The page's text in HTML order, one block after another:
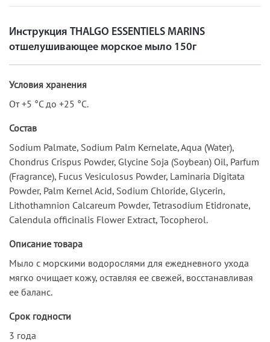
Инструкция THALGO ESSENTIELS MARINS
отшелушивающее морское мыло 150г
Условия хранения
От +5 °C до +25 °C.
Состав
Sodium Palmate, Sodium Palm Kernelate, Aqua (Water),
Chondrus Crispus Powder, Glycine Soja (Soybean) Oil, Parfum
(Fragrance), Fucus Vesiculosus Powder, Laminaria Digitata
Powder, Palm Kernel Acid, Sodium Chloride, Glycerin,
Lithothamnion Calcareum Powder, Tetrasodium Etidronate,
Calendula officinalis Flower Extract, Tocopherol.
Описание товара
Мыло с морскими водорослями для ежедневного ухода
мягко очищает кожу, оставляя ее свежей, восстанавливая
ее баланс.
Срок годности
3 года